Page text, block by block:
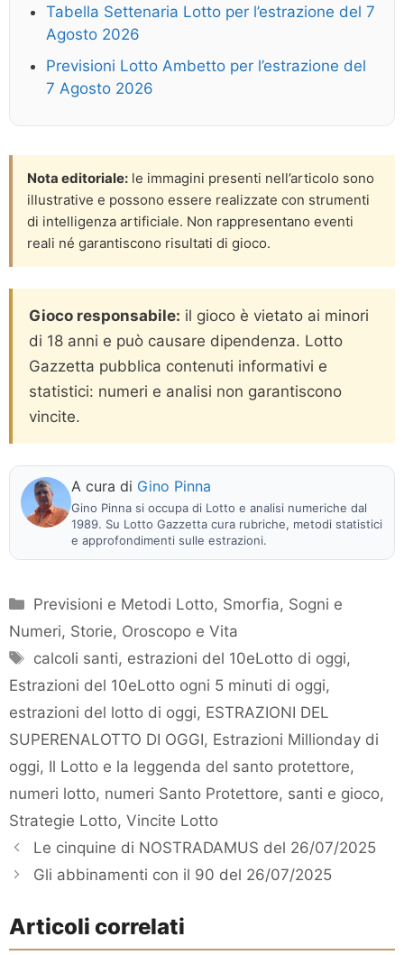
Tabella Settenaria Lotto per l’estrazione del 7
Agosto 2026
Previsioni Lotto Ambetto per l’estrazione del
7 Agosto 2026
Nota editoriale: le immagini presenti nell’articolo sono
illustrative e possono essere realizzate con strumenti
di intelligenza artificiale. Non rappresentano eventi
reali né garantiscono risultati di gioco.
Gioco responsabile: il gioco è vietato ai minori
di 18 anni e può causare dipendenza. Lotto
Gazzetta pubblica contenuti informativi e
statistici: numeri e analisi non garantiscono
vincite.
A cura di Gino Pinna
Gino Pinna si occupa di Lotto e analisi numeriche dal
1989. Su Lotto Gazzetta cura rubriche, metodi statistici
e approfondimenti sulle estrazioni.
Categorie
Previsioni e Metodi Lotto, Smorfia, Sogni e
Numeri, Storie, Oroscopo e Vita
Tag
calcoli santi, estrazioni del 10eLotto di oggi,
Estrazioni del 10eLotto ogni 5 minuti di oggi,
estrazioni del lotto di oggi, ESTRAZIONI DEL
SUPERENALOTTO DI OGGI, Estrazioni Millionday di
oggi, Il Lotto e la leggenda del santo protettore,
numeri lotto, numeri Santo Protettore, santi e gioco,
Strategie Lotto, Vincite Lotto
Le cinquine di NOSTRADAMUS del 26/07/2025
Gli abbinamenti con il 90 del 26/07/2025
Articoli correlati